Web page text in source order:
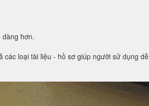
hơn.
loại tài liệu - hồ sơ giúp người sử dụng dễ